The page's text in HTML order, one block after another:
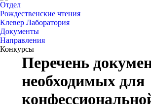
Отдел
Рождественские чтения
Клевер Лаборатория
Документы
Направления
Конкурсы
Перечень
необходимых для